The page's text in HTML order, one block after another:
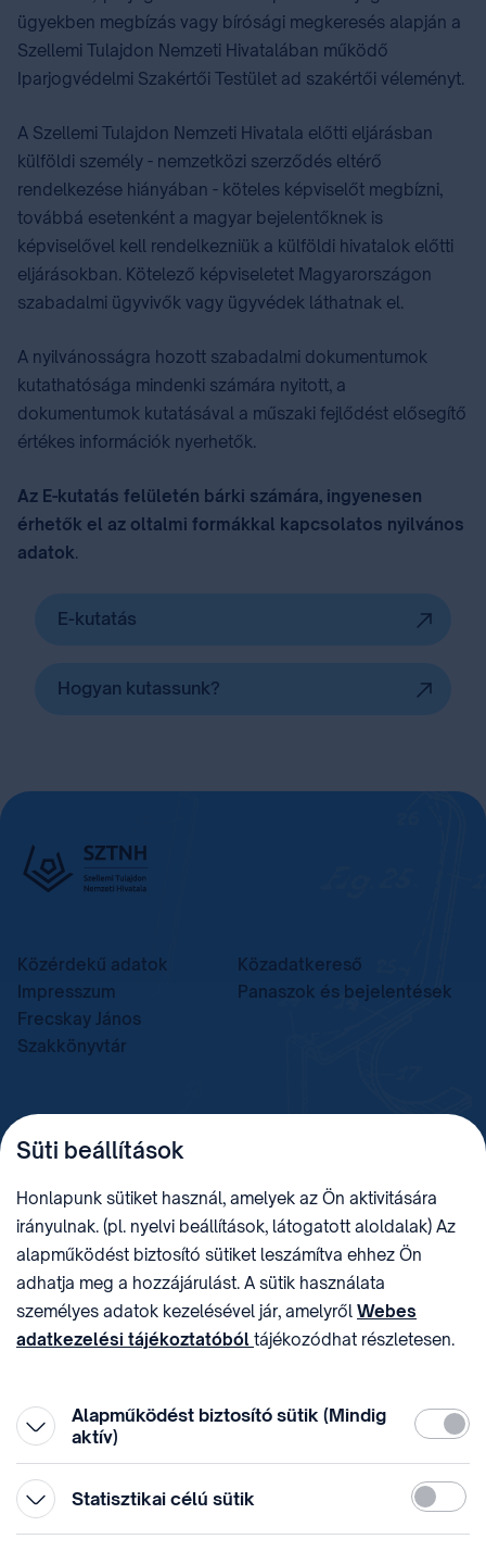
ügyekben megbízás vagy bírósági megkeresés alapján a
Szellemi Tulajdon Nemzeti Hivatalában működő
Iparjogvédelmi Szakértői Testület⁣ ad szakértői véleményt.
A Szellemi Tulajdon Nemzeti Hivatala előtti eljárásban
külföldi személy - nemzetközi szerződés eltérő
rendelkezése hiányában - köteles képviselőt megbízni,
továbbá esetenként a magyar bejelentőknek is
képviselővel kell rendelkezniük a külföldi hivatalok előtti
eljárásokban. Kötelező képviseletet Magyarországon
szabadalmi ügyvivők⁣ vagy ügyvédek láthatnak el.
A nyilvánosságra hozott szabadalmi dokumentumok
kutathatósága mindenki számára nyitott, a
dokumentumok kutatásával⁣ a műszaki fejlődést elősegítő
értékes információk nyerhetők.
Az E-kutatás felületén bárki számára, ingyenesen
érhetők el az oltalmi formákkal kapcsolatos nyilvános
adatok.
E-kutatás
Hogyan kutassunk?
Közérdekű adatok
Közadatkereső
Impresszum
Panaszok és bejelentések
Frecskay János
Szakkönyvtár
TELEFON
+36 (1) 312 4400
sztnh@hipo.gov.hu 15311746-2-42
CÍM
1081 Budapest II. János
Pál pápa tér 7.
HIVATAL RÖVID NEVE
SZTNHOPS, KRID:
174434905
KÖZÖSSÉGI MÉDIA
Süti beállítások
Honlapunk sütiket használ, amelyek az Ön aktivitására
irányulnak. (pl. nyelvi beállítások, látogatott aloldalak) Az
alapműködést biztosító sütiket leszámítva ehhez Ön
adhatja meg a hozzájárulást. A sütik használata
személyes adatok kezelésével jár, amelyről Webes
adatkezelési tájékoztatóból tájékozódhat részletesen.
Alapműködést biztosító sütik (Mindig
aktív)
Statisztikai célú sütik